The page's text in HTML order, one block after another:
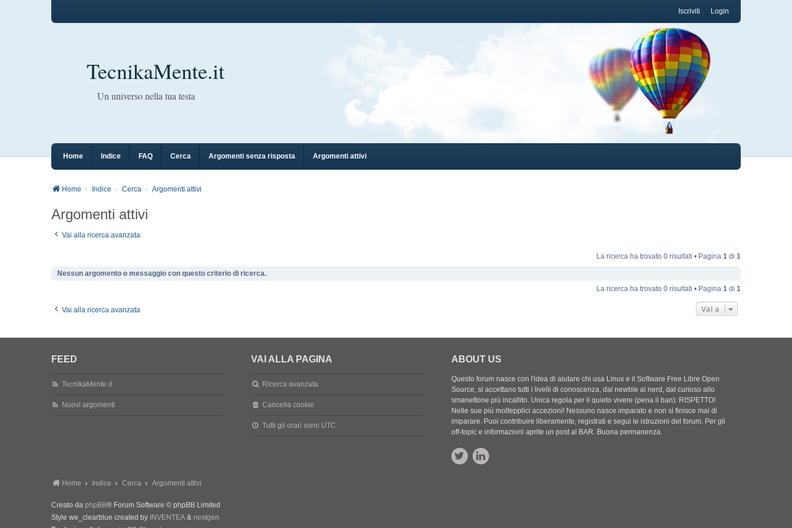
Login
Iscriviti
TecnikaMente.it
Un universo nella tua testa
Home Indice FAQ Cerca Argomenti senza risposta Argomenti attivi
Home Indice Cerca Argomenti attivi
Argomenti attivi
Vai alla ricerca avanzata
La ricerca ha trovato 0 risultati • Pagina 1 di 1
Nessun argomento o messaggio con questo criterio di ricerca.
La ricerca ha trovato 0 risultati • Pagina 1 di 1
Vai alla ricerca avanzata Vai a
FEED
TecnikaMente.it
Nuovi argomenti
VAI ALLA PAGINA
Ricerca avanzata
Cancella cookie
Tutti gli orari sono UTC
ABOUT US
Questo forum nasce con l'idea di aiutare chi usa Linux e il Software Free Libre Open
Source, si accettano tutti i livelli di conoscenza, dal newbie al nerd, dal curioso allo
smanettone più incallito. Unica regola per il quieto vivere (pena il ban): RISPETTO!
Nelle sue più moltepplici accezioni! Nessuno nasce imparato e non si finisce mai di
imparare. Puoi contribuire liberamente, registrati e segui le istruzioni del forum. Per gli
off-topic e informazioni aprite un post al BAR. Buona permanenza.
Home Indice Cerca Argomenti attivi
Creato da phpBB® Forum Software © phpBB Limited
Style we_clearblue created by INVENTEA & nextgen